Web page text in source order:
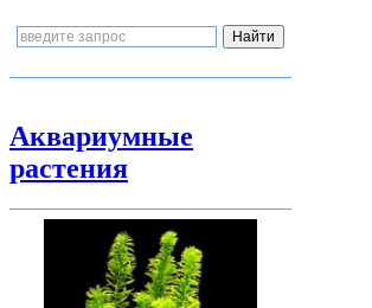
Аквариумные
растения